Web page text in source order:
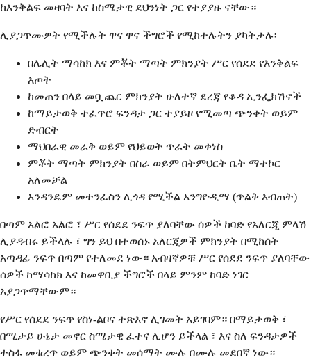
ከእንቅልፍ መዛባት እና ከስሜታዊ ደህንነት ጋር የተያያዙ ናቸው።
ሊያጋጥሙዎት የሚችሉት ዋና ዋና ችግሮች የሚከተሉትን ያካትታሉ፡
በሌሊት ማሳከክ እና ምቾት ማጣት ምክንያት ሥር የሰደደ የእንቅልፍ
እጦት
ከመጠን በላይ መቧጨር ምክንያት ሁለተኛ ደረጃ የቆዳ ኢንፌክሽኖች
ከማይታወቅ ተፈጥሮ ፍንዳታ ጋር ተያይዞ የሚመጣ ጭንቀት ወይም
ድብርት
ማህበራዊ መራቅ ወይም የህይወት ጥራት መቀነስ
ምቾት ማጣት ምክንያት በስራ ወይም በትምህርት ቤት ማተኮር
አለመቻል
አንዳንዴም መተንፈስን ሊጎዳ የሚችል አንግዮዲማ (ጥልቅ እብጠት)
በጣም አልፎ አልፎ ፣ ሥር የሰደደ ንፍጥ ያለባቸው ሰዎች ከባድ የአለርጂ ምላሽ
ሊያዳብሩ ይችላሉ ፣ ግን ይህ በተወሰኑ አለርጂዎች ምክንያት በሚከሰት
አጣዳፊ ንፍጥ በጣም የተለመደ ነው። አብዛኛዎቹ ሥር የሰደደ ንፍጥ ያለባቸው
ሰዎች ከማሳከክ እና ከመዋቢያ ችግሮች በላይ ምንም ከባድ ነገር
አያጋጥማቸውም።
የሥር የሰደደ ንፍጥ የስነ-ልቦና ተጽእኖ ሊገመት አይገባም። በማይታወቅ ፣
በሚታይ ሁኔታ መኖር ስሜታዊ ፈተና ሊሆን ይችላል ፣ እና ስለ ፍንዳታዎች
ተስፋ መቁረጥ ወይም ጭንቀት መሰማት ሙሉ በሙሉ መደበኛ ነው።